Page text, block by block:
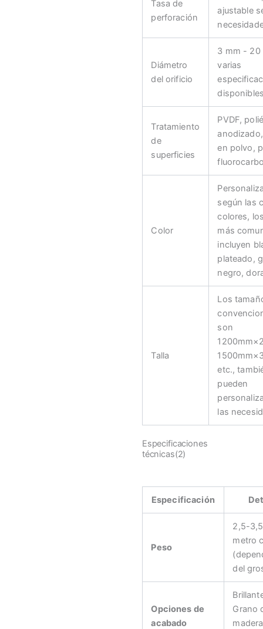
Tasa de
perforación
ajustable
Diámetro
del orificio
3 mm - 20
varias
Tratamiento
de
superficies
PVDF,
en polvo,
Color
según las
colores,
más
incluyen
plateado,
negro,
Talla
Los
son
etc.,
pueden
las
Especificaciones
técnicas(2)
Especificación
Peso
2,5-
metro
del
Opciones de
acabado
Grano